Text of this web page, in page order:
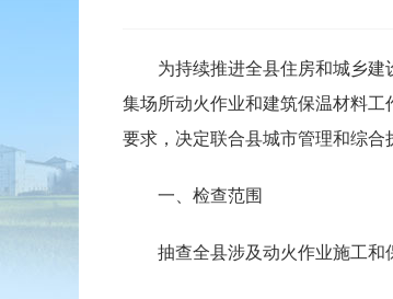
为持续推进全县住房和城乡建设
集场所动火作业和建筑保温材料
要求，决定联合县城市管理和综合
一、检查范围
抽查全县涉及动火作业施工和